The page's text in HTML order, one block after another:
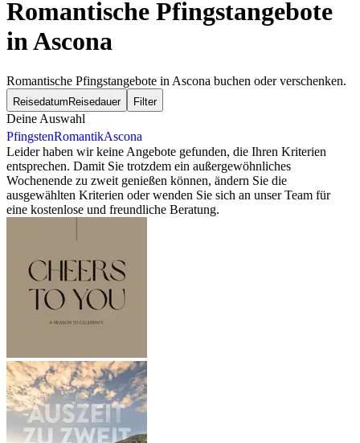
Romantische Pfingstangebote
in Ascona
Romantische Pfingstangebote in Ascona buchen oder verschenken.
Reisedatum Reisedauer Filter
Deine Auswahl
PfingstenRomantikAscona
Leider haben wir keine Angebote gefunden, die Ihren Kriterien
entsprechen. Damit Sie trotzdem ein außergewöhnliches
Wochenende zu zweit genießen können, ändern Sie die
ausgewählten Kriterien oder wenden Sie sich an unser Team für
eine kostenlose und freundliche Beratung.